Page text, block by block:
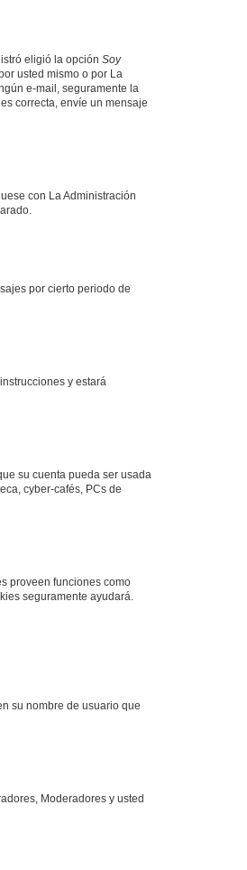
eligió la opción Soy
usted mismo o por La
e-mail, seguramente la
correcta, envíe un mensaje
con La Administración
por cierto periodo de
y estará
su cuenta pueda ser usada
cyber-cafés, PCs de
proveen funciones como
seguramente ayudará.
su nombre de usuario que
Moderadores y usted